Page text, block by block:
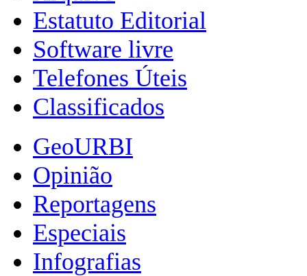
Estatuto Editorial
Software livre
Telefones Úteis
Classificados
GeoURBI
Opinião
Reportagens
Especiais
Infografias